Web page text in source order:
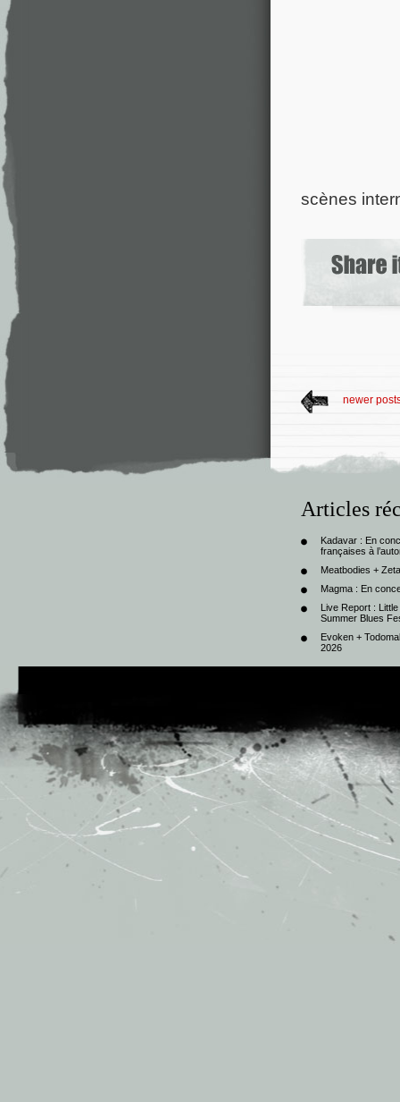
scènes
newer
Articles
Kadavar : En
françaises à
Meatbodies +
Magma : En
Live Report :
Summer Blues
Evoken +
2026